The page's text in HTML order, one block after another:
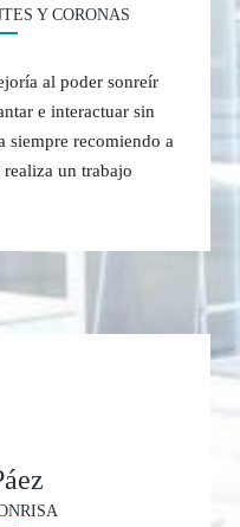
Y CORONAS
al poder sonreír
e interactuar sin
siempre recomiendo a
un trabajo